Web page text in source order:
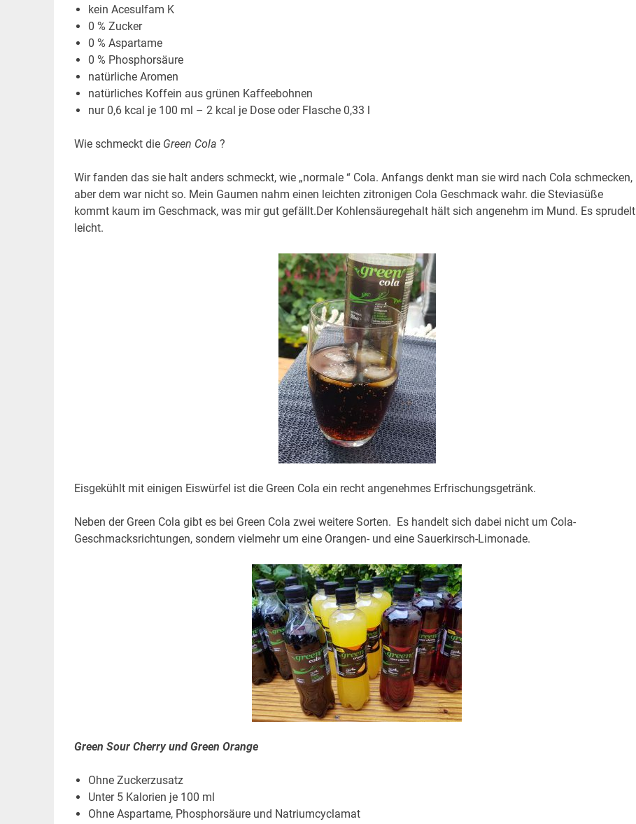
kein Acesulfam K
0 % Zucker
0 % Aspartame
0 % Phosphorsäure
natürliche Aromen
natürliches Koffein aus grünen Kaffeebohnen
nur 0,6 kcal je 100 ml – 2 kcal je Dose oder Flasche 0,33 l
Wie schmeckt die Green Cola ?
Wir fanden das sie halt anders schmeckt, wie „normale “ Cola. Anfangs denkt man sie wird nach Cola schmecken,
aber dem war nicht so. Mein Gaumen nahm einen leichten zitronigen Cola Geschmack wahr. die Steviasüße
kommt kaum im Geschmack, was mir gut gefällt.Der Kohlensäuregehalt hält sich angenehm im Mund. Es sprudelt
leicht.
Eisgekühlt mit einigen Eiswürfel ist die Green Cola ein recht angenehmes Erfrischungsgetränk.
Neben der Green Cola gibt es bei Green Cola zwei weitere Sorten. Es handelt sich dabei nicht um Cola-
Geschmacksrichtungen, sondern vielmehr um eine Orangen- und eine Sauerkirsch-Limonade.
Green Sour Cherry und Green Orange
Ohne Zuckerzusatz
Unter 5 Kalorien je 100 ml
Ohne Aspartame, Phosphorsäure und Natriumcyclamat